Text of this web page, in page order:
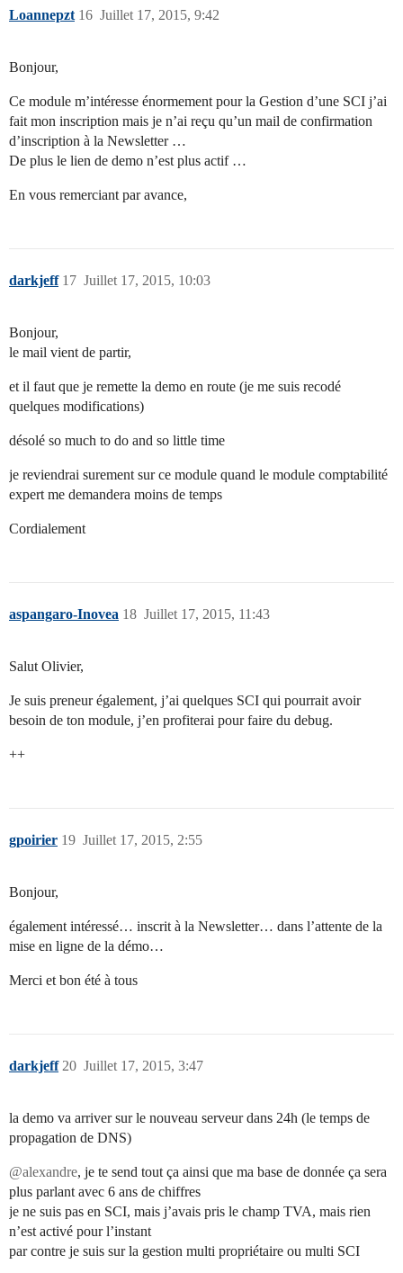
Loannepzt Juillet 17, 2015, 9:42
16
Bonjour,
Ce module m’intéresse énormement pour la Gestion d’une SCI j’ai
fait mon inscription mais je n’ai reçu qu’un mail de confirmation
d’inscription à la Newsletter …
De plus le lien de demo n’est plus actif …
En vous remerciant par avance,
darkjeff Juillet 17, 2015, 10:03
17
Bonjour,
le mail vient de partir,
et il faut que je remette la demo en route (je me suis recodé
quelques modifications)
désolé so much to do and so little time
je reviendrai surement sur ce module quand le module comptabilité
expert me demandera moins de temps
Cordialement
aspangaro-Inovea Juillet 17, 2015, 11:43
18
Salut Olivier,
Je suis preneur également, j’ai quelques SCI qui pourrait avoir
besoin de ton module, j’en profiterai pour faire du debug.
++
gpoirier Juillet 17, 2015, 2:55
19
Bonjour,
également intéressé… inscrit à la Newsletter… dans l’attente de la
mise en ligne de la démo…
Merci et bon été à tous
darkjeff Juillet 17, 2015, 3:47
20
la demo va arriver sur le nouveau serveur dans 24h (le temps de
propagation de DNS)
@alexandre, je te send tout ça ainsi que ma base de donnée ça sera
plus parlant avec 6 ans de chiffres
je ne suis pas en SCI, mais j’avais pris le champ TVA, mais rien
n’est activé pour l’instant
par contre je suis sur la gestion multi propriétaire ou multi SCI